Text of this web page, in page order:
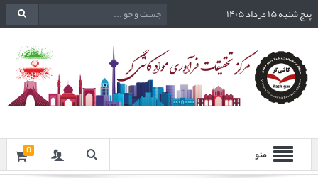
پنج شنبه ۱۵ مرداد ۱۴۰۵
منو 0